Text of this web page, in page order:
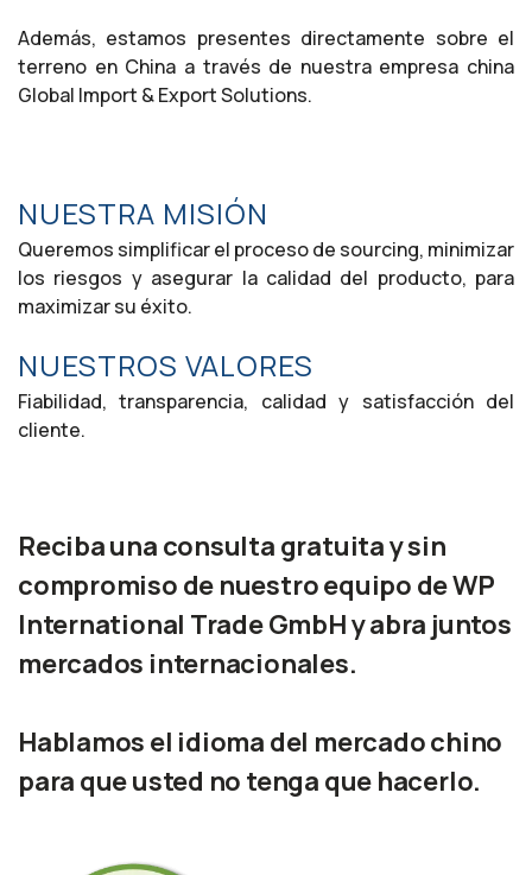
Además, estamos presentes directamente sobre el
terreno en China a través de nuestra empresa china
Global Import & Export Solutions.
NUESTRA MISIÓN
Queremos simplificar el proceso de sourcing, minimizar
los riesgos y asegurar la calidad del producto, para
maximizar su éxito.
NUESTROS VALORES
Fiabilidad, transparencia, calidad y satisfacción del
cliente.
Reciba una consulta gratuita y sin
compromiso de nuestro equipo de WP
International Trade GmbH y abra juntos
mercados internacionales.
Hablamos el idioma del mercado chino
para que usted no tenga que hacerlo.